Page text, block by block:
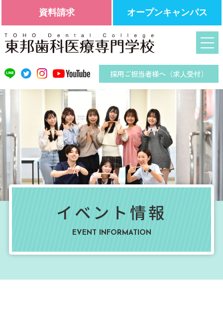
採用ご担当者様へ（求人受付）
イベント情報
EVENT INFORMATION
資料請求 オープンキャンパス